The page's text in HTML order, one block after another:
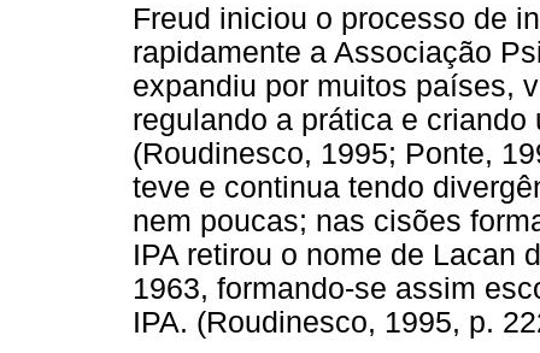
Freud iniciou o processo de
rapidamente a Associação
expandiu por muitos países,
regulando a prática e
(Roudinesco, 1995; Ponte,
teve e continua tendo
nem poucas; nas cisões
IPA retirou o nome de Lacan
1963, formando-se assim
IPA. (Roudinesco, 1995, p.